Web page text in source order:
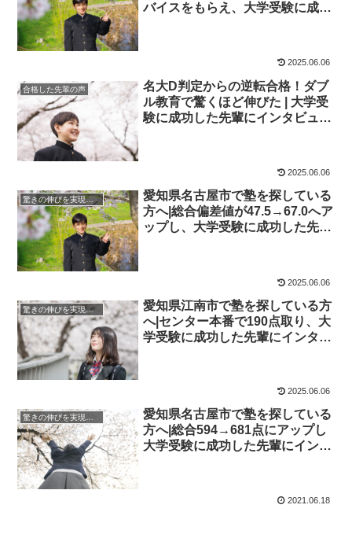
バイスをもらえ、大学受験に成功
2025.06.06
合格した先輩の声
名大D判定からの逆転合格！ダブ
ル教育で驚くほど伸びた | 大学受
験に成功した先輩にインタビュー
2025.06.06
驚きの伸びを実現｜先輩列伝
愛知県名古屋市で塾を探している
方へ|総合偏差値が47.5→67.0へア
ップし、大学受験に成功した先輩
2025.06.06
驚きの伸びを実現｜先輩列伝
愛知県江南市で塾を探している方
へ|センター本番で190点取り、大
学受験に成功した先輩にインタビ
2025.06.06
驚きの伸びを実現｜先輩列伝
愛知県名古屋市で塾を探している
方へ|総合594→681点にアップし
大学受験に成功した先輩にインタ
2021.06.18